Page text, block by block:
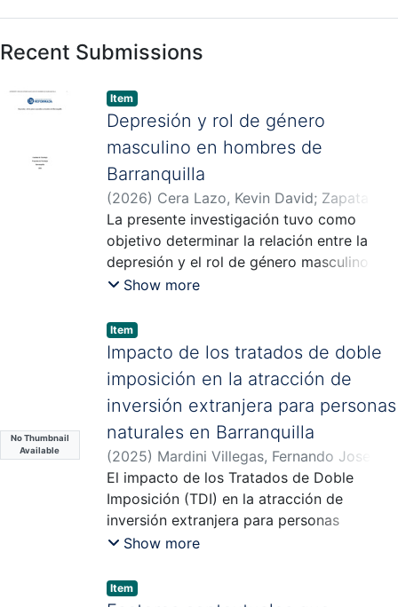
Recent Submissions
Item
Depresión y rol de género
masculino en hombres de
Barranquilla
(2026) Cera Lazo, Kevin David; Zapata
Jiménez, Iván José;Rambal Rivaldo, Laura
Puerta Pérez, Andrea
La presente investigación tuvo como
objetivo determinar la relación entre la
depresión y el rol de género masculino en
una muestra de 200 hombres adultos
Colombia. El estudio está fundamentado
en la premisa de que la adherencia a las
normas y valores de la masculinidad
hegemónica influyen en la vivencia y
manifestación de los cuadros depresivos
en hombres.
Se empleó un diseño de investigación
cuantitativo, de corte transversal y
alcance correlacional. Para la recolección
de la información se usaron dos
instrumentos que miden constructos
para Hombres (CDH) y el Inventario de
Roles de Masculinidad Hegemónica (IRMH-
Show more
No Thumbnail
Available
Item
Impacto de los tratados de doble
imposición en la atracción de
inversión extranjera para personas
naturales en Barranquilla
(2025) Mardini Villegas, Fernando Jose
Castro Vega, Hans;Giraldo Pérez, Dianys
Paola
El impacto de los Tratados de Doble
Imposición (TDI) en la atracción de
inversión extranjera para personas
naturales en Barranquilla está relacionado
decisiones de inversión, específicamente
Show more
Item